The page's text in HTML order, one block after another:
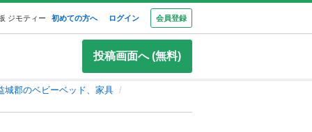
ジモティー 初めての方へ ログイン 会員登録
投稿画面へ (無料)
城郡のベビーベッド、家具